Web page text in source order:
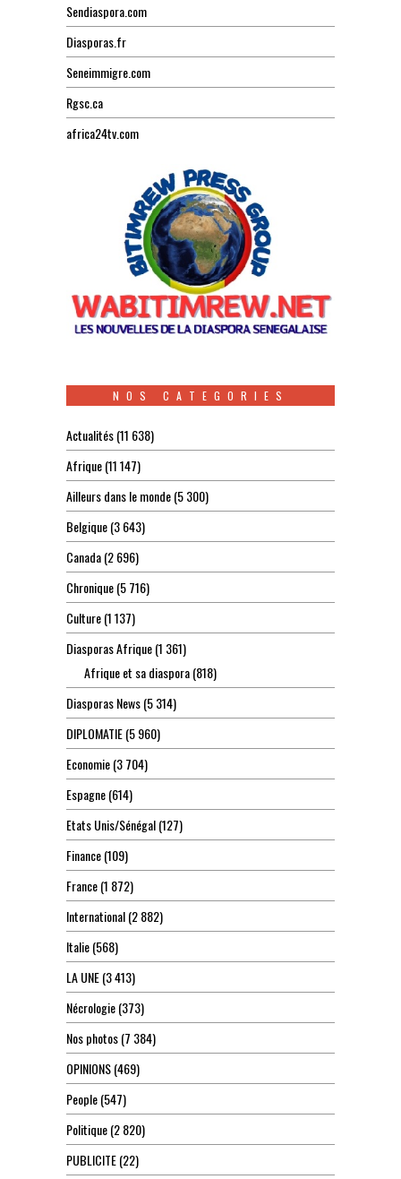
Sendiaspora.com
Diasporas.fr
Seneimmigre.com
Rgsc.ca
africa24tv.com
NOS CATEGORIES
Actualités(11 638)
Afrique(11 147)
Ailleurs dans le monde(5 300)
Belgique(3 643)
Canada(2 696)
Chronique(5 716)
Culture(1 137)
Diasporas Afrique(1 361)
Afrique et sa diaspora(818)
Diasporas News(5 314)
DIPLOMATIE(5 960)
Economie(3 704)
Espagne(614)
Etats Unis/Sénégal(127)
Finance(109)
France(1 872)
International(2 882)
Italie(568)
LA UNE(3 413)
Nécrologie(373)
Nos photos(7 384)
OPINIONS(469)
People(547)
Politique(2 820)
PUBLICITE(22)